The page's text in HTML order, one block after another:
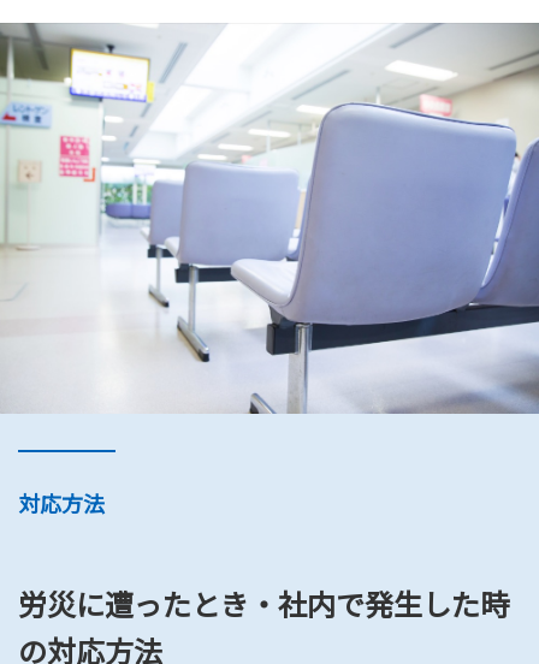
対応方法
労災に遭ったとき・社内で発生した時
の対応方法